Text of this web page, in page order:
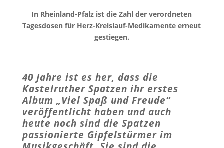
In Rheinland-Pfalz ist die Zahl der verordneten
Tagesdosen für Herz-Kreislauf-Medikamente erneut
gestiegen.
40 Jahre ist es her, dass die
Kastelruther Spatzen ihr erstes
Album „Viel Spaß und Freude“
veröffentlicht haben und auch
heute noch sind die Spatzen
passionierte Gipfelstürmer im